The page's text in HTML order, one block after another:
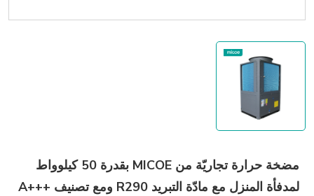
مضخة حرارة تجاريّة من MICOE بقدرة 50 كيلوواط
لمدفأة المنزل مع مادّة التبريد R290 ومع تصنيف A+++